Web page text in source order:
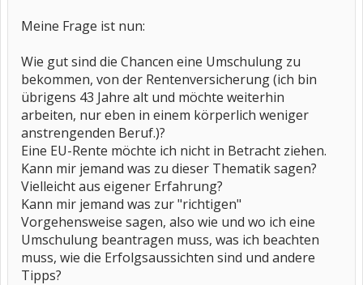
Meine Frage ist nun:
Wie gut sind die Chancen eine Umschulung zu
bekommen, von der Rentenversicherung (ich bin
übrigens 43 Jahre alt und möchte weiterhin
arbeiten, nur eben in einem körperlich weniger
anstrengenden Beruf.)?
Eine EU-Rente möchte ich nicht in Betracht ziehen.
Kann mir jemand was zu dieser Thematik sagen?
Vielleicht aus eigener Erfahrung?
Kann mir jemand was zur "richtigen"
Vorgehensweise sagen, also wie und wo ich eine
Umschulung beantragen muss, was ich beachten
muss, wie die Erfolgsaussichten sind und andere
Tipps?